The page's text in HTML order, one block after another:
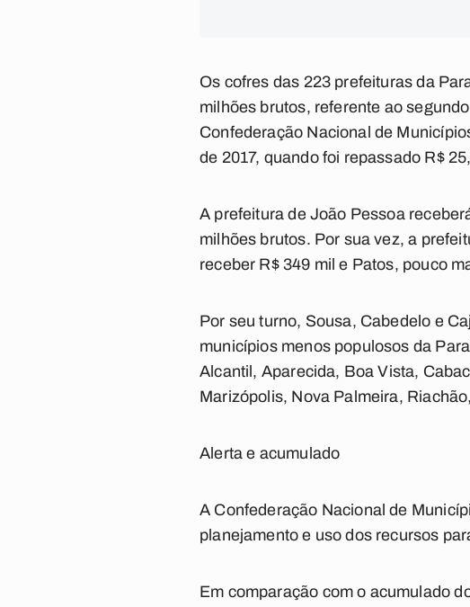
Os cofres das 223 prefeituras da
milhões brutos, referente ao
Confederação Nacional de
de 2017, quando foi repassado R$
A prefeitura de João Pessoa
milhões brutos. Por sua vez, a
receber R$ 349 mil e Patos, pouco
Por seu turno, Sousa, Cabedelo e
municípios menos populosos da
Alcantil, Aparecida, Boa Vista,
Marizópolis, Nova Palmeira,
Alerta e acumulado
A Confederação Nacional de
planejamento e uso dos recursos
Em comparação com o acumulado